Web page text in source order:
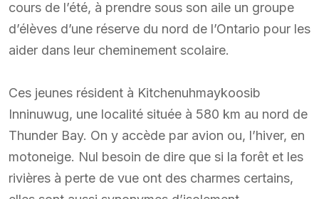
cours de l’été, à prendre sous son aile un groupe
d’élèves d’une réserve du nord de l’Ontario pour les
aider dans leur cheminement scolaire.
Ces jeunes résident à Kitchenuhmaykoosib
Inninuwug, une localité située à 580 km au nord de
Thunder Bay. On y accède par avion ou, l’hiver, en
motoneige. Nul besoin de dire que si la forêt et les
rivières à perte de vue ont des charmes certains,